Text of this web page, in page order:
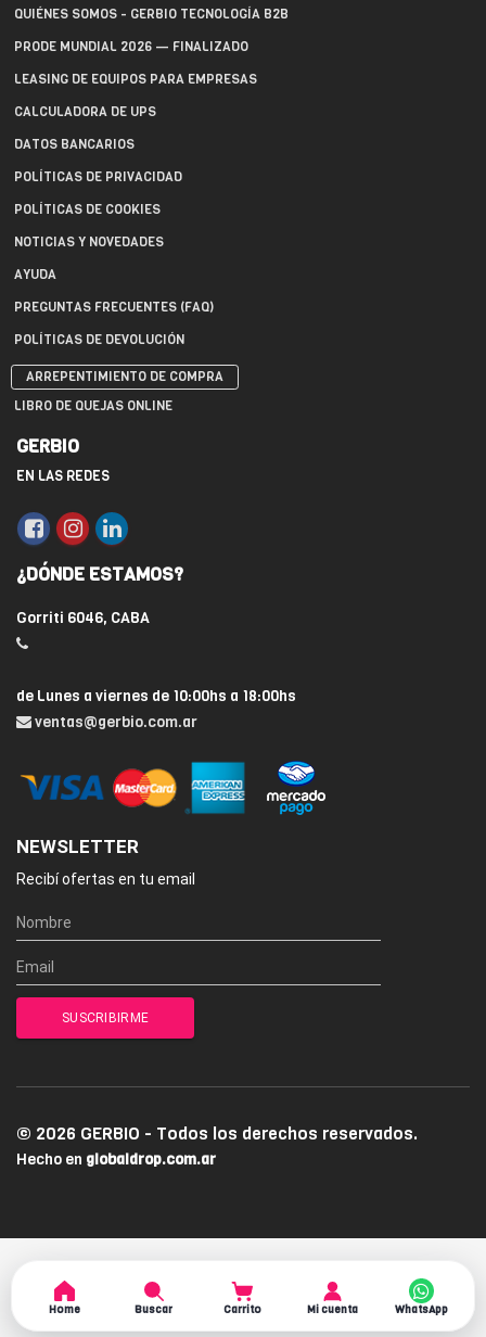
QUIÉNES SOMOS - GERBIO TECNOLOGÍA B2B
PRODE MUNDIAL 2026 — FINALIZADO
LEASING DE EQUIPOS PARA EMPRESAS
CALCULADORA DE UPS
DATOS BANCARIOS
POLÍTICAS DE PRIVACIDAD
POLÍTICAS DE COOKIES
NOTICIAS Y NOVEDADES
AYUDA
PREGUNTAS FRECUENTES (FAQ)
POLÍTICAS DE DEVOLUCIÓN
ARREPENTIMIENTO DE COMPRA
LIBRO DE QUEJAS ONLINE
GERBIO
EN LAS REDES
¿DÓNDE ESTAMOS?
Gorriti 6046, CABA
de Lunes a viernes de 10:00hs a 18:00hs
ventas@gerbio.com.ar
NEWSLETTER
Recibí ofertas en tu email
© 2026 GERBIO - Todos los derechos reservados.
Hecho en globaldrop.com.ar
Home Buscar Carrito Mi cuenta